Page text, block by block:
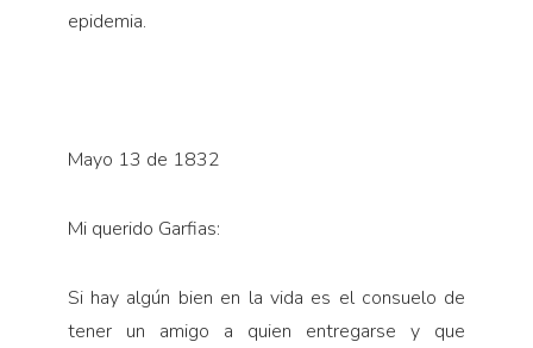
epidemia.
Mayo 13 de 1832
Mi querido Garfias:
Si hay algún bien en la vida es el consuelo de
tener un amigo a quien entregarse y que